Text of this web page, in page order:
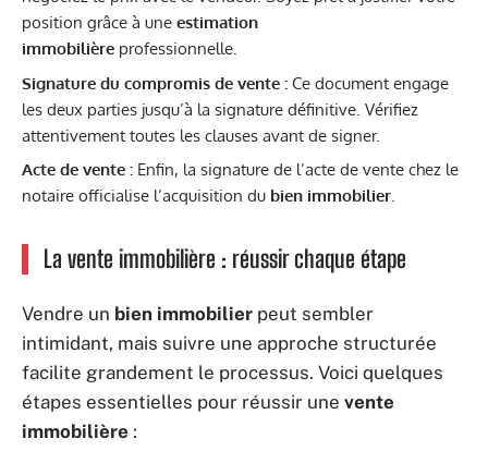
position grâce à une estimation
immobilière professionnelle.
Signature du compromis de vente : Ce document engage
les deux parties jusqu’à la signature définitive. Vérifiez
attentivement toutes les clauses avant de signer.
Acte de vente : Enfin, la signature de l’acte de vente chez le
notaire officialise l’acquisition du bien immobilier.
La vente immobilière : réussir chaque étape
Vendre un bien immobilier peut sembler
intimidant, mais suivre une approche structurée
facilite grandement le processus. Voici quelques
étapes essentielles pour réussir une vente
immobilière :